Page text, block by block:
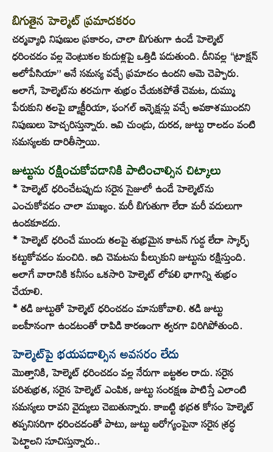
బిగుతైన హెల్మెట్ ప్రమాదకరం
చర్మవ్యాధి నిపుణుల ప్రకారం, చాలా బిగుతుగా ఉండే హెల్మెట్
ధరించడం వల్ల వెంట్రుకల కుదుళ్లపై ఒత్తిడి పడుతుంది. దీనివల్ల “ట్రాక్షన్
అలోపేసియా” అనే సమస్య వచ్చే ప్రమాదం ఉందని ఆమె చెప్పారు.
అలాగే, హెల్మెట్‌ను తరచుగా శుభ్రం చేయకపోతే చెమట, దుమ్ము
పేరుకుని తలపై బ్యాక్టీరియా, ఫంగల్ ఇన్ఫెక్షన్లు వచ్చే అవకాశముందని
నిపుణులు హెచ్చరిస్తున్నారు. ఇవి చుండ్రు, దురద, జుట్టు రాలడం వంటి
సమస్యలకు దారితీస్తాయి.
జుట్టును రక్షించుకోవడానికి పాటించాల్సిన చిట్కాలు
* హెల్మెట్ ధరించేటప్పుడు సరైన సైజులో ఉండే హెల్మెట్‌ను
ఎంచుకోవడం చాలా ముఖ్యం. మరీ బిగుతుగా లేదా మరీ వదులుగా
ఉండకూడదు.
* హెల్మెట్ ధరించే ముందు తలపై శుభ్రమైన కాటన్ గుడ్డ లేదా స్కార్ఫ్
కట్టుకోవడం మంచిది. ఇది చెమటను పీల్చుకుని జుట్టును రక్షిస్తుంది.
అలాగే వారానికి కనీసం ఒకసారి హెల్మెట్ లోపలి భాగాన్ని శుభ్రం
చేయాలి.
* తడి జుట్టుతో హెల్మెట్ ధరించడం మానుకోవాలి. తడి జుట్టు
బలహీనంగా ఉండటంతో రాపిడి కారణంగా త్వరగా విరిగిపోతుంది.
హెల్మెట్‌పై భయపడాల్సిన అవసరం లేదు
మొత్తానికి, హెల్మెట్ ధరించడం వల్ల నేరుగా బట్టతల రాదు. సరైన
పరిశుభ్రత, సరైన హెల్మెట్ ఎంపిక, జుట్టు సంరక్షణ పాటిస్తే ఎలాంటి
సమస్యలు రావని వైద్యులు చెబుతున్నారు. కాబట్టి భద్రత కోసం హెల్మెట్
తప్పనిసరిగా ధరించడంతో పాటు, జుట్టు ఆరోగ్యంపైనా సరైన శ్రద్ధ
పెట్టాలని సూచిస్తున్నారు..